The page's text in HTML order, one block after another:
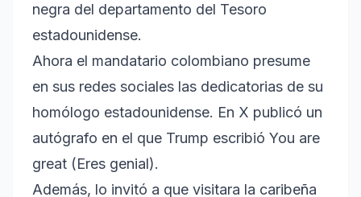
negra del departamento del Tesoro
estadounidense.
Ahora el mandatario colombiano presume
en sus redes sociales las dedicatorias de su
homólogo estadounidense. En X publicó un
autógrafo en el que Trump escribió You are
great (Eres genial).
Además, lo invitó a que visitara la caribeña